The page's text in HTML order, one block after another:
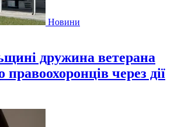
Новини
дружина ветерана
правоохоронців через дії